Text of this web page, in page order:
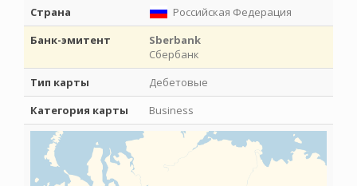
Страна
Российская Федерация
Банк-эмитент
Sberbank
Сбербанк
Тип карты
Дебетовые
Категория карты
Business